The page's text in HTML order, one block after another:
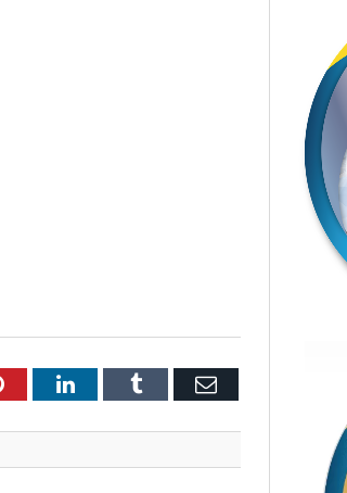
PinterestLinkedInTumblr Email